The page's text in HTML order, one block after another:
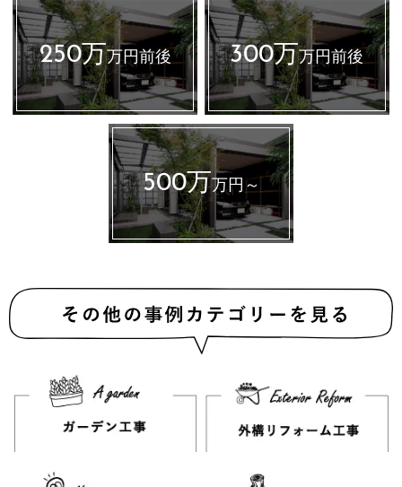
250万万円前後 300万万円前後
500万 万円～